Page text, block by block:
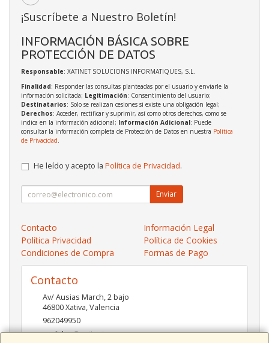
¡Suscríbete a Nuestro Boletín!
INFORMACIÓN BÁSICA SOBRE
PROTECCIÓN DE DATOS
Responsable: XATINET SOLUCIONS INFORMATIQUES, S.L.
Finalidad: Responder las consultas planteadas por el usuario y enviarle la
información solicitada; Legitimación: Consentimiento del usuario;
Destinatarios: Solo se realizan cesiones si existe una obligación legal;
Derechos: Acceder, rectificar y suprimir, así como otros derechos, como se
indica en la información adicional; Información Adicional: Puede
consultar la información completa de Protección de Datos en nuestra Política
de Privacidad.
He leído y acepto la Política de Privacidad.
Enviar
Contacto
Información Legal
Política Privacidad
Política de Cookies
Condiciones de Compra
Formas de Pago
Contacto
Av/ Ausias March, 2 bajo
46800Xativa,Valencia
962049950
pedidos@xatinet.com